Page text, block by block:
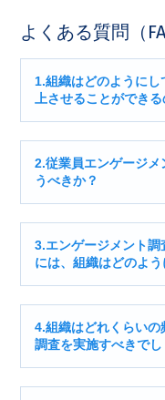
よくある質問（
1.組織はどのように
上させることができる
2.従業員エンゲージ
うべきか？
3.エンゲージメント
には、組織はどのよう
4.組織はどれくらいの
調査を実施すべきでし